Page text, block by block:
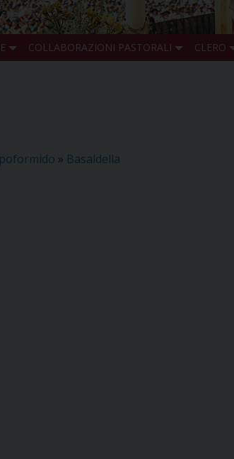
COLLABORAZIONI PASTORALI CLERO
» Basaldella